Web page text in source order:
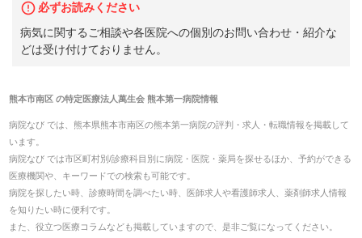
必ずお読みください
病気に関するご相談や各医院への個別のお問い合わせ・紹介な
どは受け付けておりません。
熊本市南区の特定医療法人萬生会 熊本第一病院情報
病院なび では、 熊本県熊本市南区の熊本第一病院の評判・求人・転職情報を掲載して
います。
病院なび では市区町村別/診療科目別に病院・医院・薬局を探せるほか、予約ができる
医療機関や、キーワードでの検索も可能です。
病院を探したい時、診療時間を調べたい時、医師求人や看護師求人、薬剤師求人情報
を知りたい時に便利です。
また、役立つ医療コラムなども掲載していますので、是非ご覧になってください。